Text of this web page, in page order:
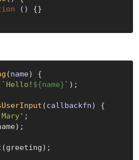
()
{}
(name) {
`Hello! ${name}` );
(callbackfn) {
;